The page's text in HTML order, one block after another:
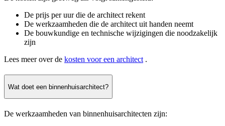
De prijs per uur die de architect rekent
De werkzaamheden die de architect uit handen neemt
De bouwkundige en technische wijzigingen die noodzakelijk
zijn
Lees meer over de kosten voor een architect .
Wat doet een binnenhuisarchitect?
De werkzaamheden van binnenhuisarchitecten zijn: